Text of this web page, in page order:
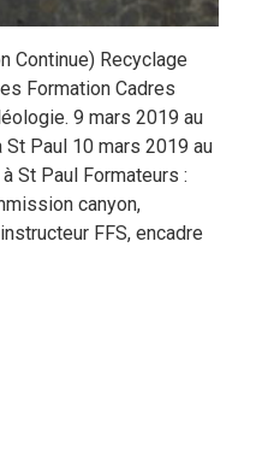
Continue) Recyclage
Formation Cadres
9 mars 2019 au
Paul 10 mars 2019 au
St Paul Formateurs :
canyon,
FFS, encadre